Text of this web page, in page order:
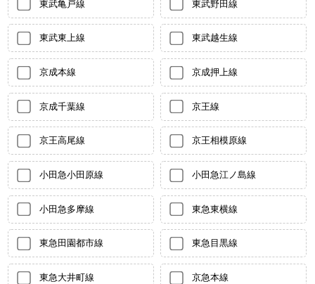
東武亀戸線 東武野田線
東武東上線 東武越生線
京成本線 京成押上線
京成千葉線 京王線
京王高尾線 京王相模原線
小田急小田原線 小田急江ノ島線
小田急多摩線 東急東横線
東急田園都市線 東急目黒線
東急大井町線 京急本線